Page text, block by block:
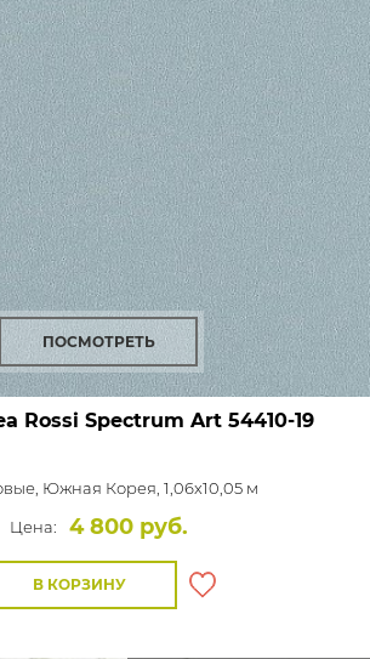
ПОСМОТРЕТЬ
Rossi Spectrum Art54410-19
Южная Корея, 1,06x10,05 м
Цена:
4 800 руб.
В КОРЗИНУ